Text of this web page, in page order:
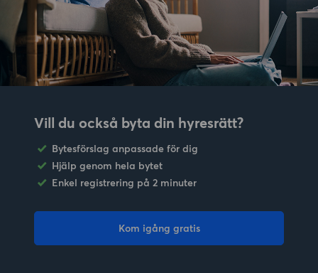
Vill du också byta din hyresrätt?
Bytesförslag anpassade för dig
Hjälp genom hela bytet
Enkel registrering på 2 minuter
Kom igång gratis